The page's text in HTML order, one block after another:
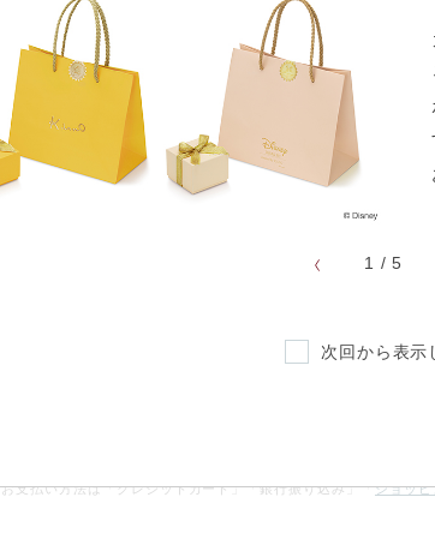
お支払い方法は「クレジットカード」「銀行振り込み」「ショッ
1 /5
次回から表示